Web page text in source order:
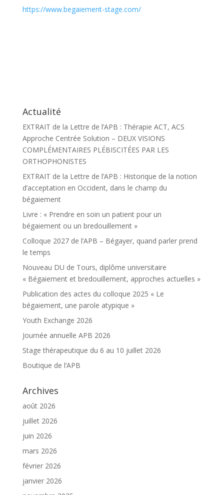
https://www.begaiement-stage.com/
Actualité
EXTRAIT de la Lettre de l’APB : Thérapie ACT, ACS
Approche Centrée Solution – DEUX VISIONS
COMPLÉMENTAIRES PLÉBISCITÉES PAR LES
ORTHOPHONISTES
EXTRAIT de la Lettre de l’APB : Historique de la notion
d’acceptation en Occident, dans le champ du
bégaiement
Livre : « Prendre en soin un patient pour un
bégaiement ou un bredouillement »
Colloque 2027 de l’APB – Bégayer, quand parler prend
le temps
Nouveau DU de Tours, diplôme universitaire
« Bégaiement et bredouillement, approches actuelles »
Publication des actes du colloque 2025 « Le
bégaiement, une parole atypique »
Youth Exchange 2026
Journée annuelle APB 2026
Stage thérapeutique du 6 au 10 juillet 2026
Boutique de l’APB
Archives
août 2026
juillet 2026
juin 2026
mars 2026
février 2026
janvier 2026